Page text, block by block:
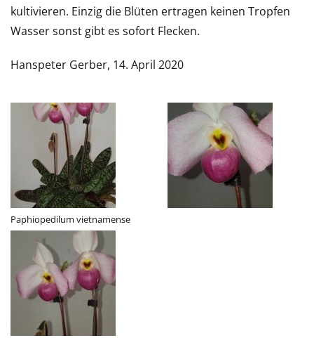
kultivieren. Einzig die Blüten ertragen keinen Tropfen
Wasser sonst gibt es sofort Flecken.
Hanspeter Gerber, 14. April 2020
Paphiopedilum vietnamense